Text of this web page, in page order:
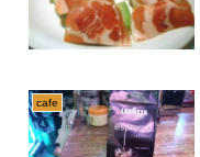
cafe